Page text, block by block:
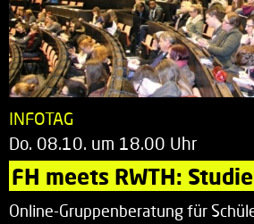
INFOTAG
Do. 08.10. um 18.00 Uhr
FH meets RWTH:
Online-Gruppenberatung für